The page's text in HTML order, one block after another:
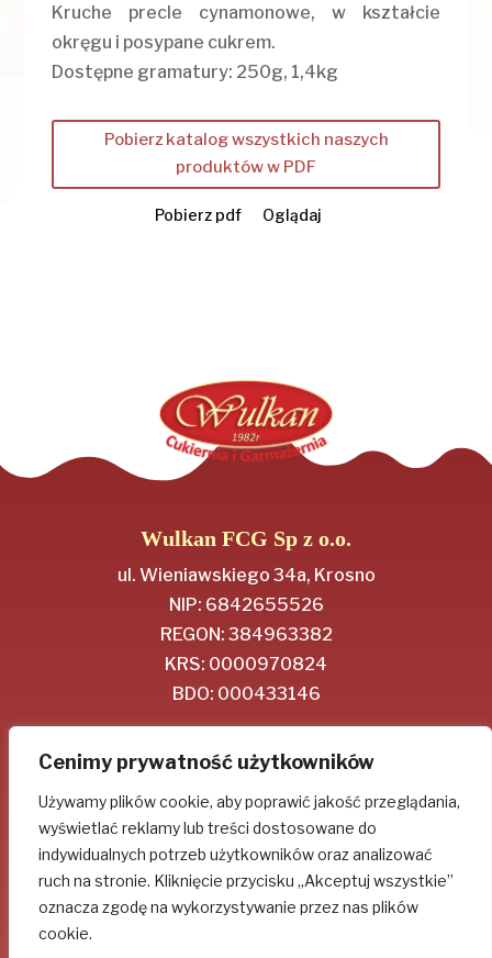
Cenimy prywatność użytkowników
Używamy plików cookie, aby poprawić jakość przeglądania,
wyświetlać reklamy lub treści dostosowane do
indywidualnych potrzeb użytkowników oraz analizować
ruch na stronie. Kliknięcie przycisku „Akceptuj wszystkie”
oznacza zgodę na wykorzystywanie przez nas plików
cookie.
Kruche precle cynamonowe, w kształcie
okręgu i posypane cukrem.
Dostępne gramatury: 250g, 1,4kg
Pobierz katalog wszystkich naszych
produktów w PDF
Pobierz pdf Oglądaj
Wulkan FCG Sp z o.o.
ul. Wieniawskiego 34a, Krosno
NIP: 6842655526
REGON: 384963382
KRS: 0000970824
BDO: 000433146
Regulamin
Socjal-media